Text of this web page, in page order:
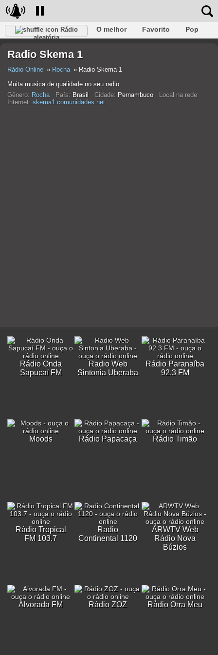
Rádio
aleatória
O melhor Favorito
Pop
Rap
Falk Jazz
Radio Skema 1
Rádio Online Rocha
Radio Skema 1
Muita musica de qualidade no seu radio
Gênero: Rocha País: Brasil Cidade: Pernambuco
Local na rede
Internet: skema1.comunidades.net
Rádio Onda
Sapucaí FM
Radio Web
Sintonia Uberaba
Rádio Paranaíba
92.3 FM
Moods Rádio Papacaça Rádio Timão
Rádio Tropical
FM 103.7
Radio
Continental 1120
ARWTV Web
Rádio Nova
Búzios
Alvorada FM Rádio ZOZ Rádio Orra Meu